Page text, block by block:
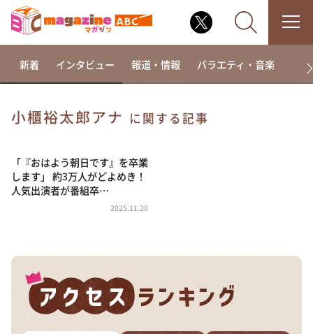
相席食堂
これ余談なんですけど・・・
～人生密着トークバラエティ！～ やすとものいたっ
河合＆A.B.C-Z塚田×福井アナ「なんでやねん！？」
（news おかえり）
DAIGOも台所 ～きょうの献立 何にする？～
新着 インタビュー 報道・情報 バラエティ・音楽 ド
小櫃裕太郎アナ に関する記事
「『おはよう朝日です』を卒業
します」 約3万人がどよめき！
人気出演者が番組卒…
2025.11.20